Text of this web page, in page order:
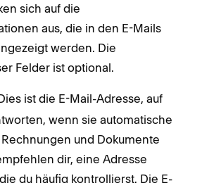
sich auf die
aus, die in den E-Mails
werden. Die
Felder ist optional.
ist die E-Mail-Adresse, auf
wenn sie automatische
und Dokumente
dir, eine Adresse
du häufig kontrollierst. Die E-